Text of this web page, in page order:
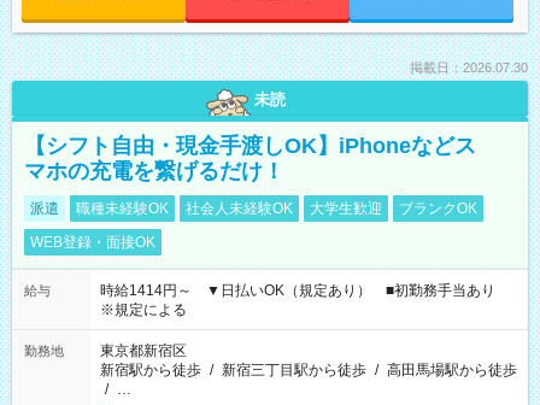
掲載日：2026.07.30
未読
【シフト自由・現金手渡しOK】iPhoneなどス
マホの充電を繋げるだけ！
派遣 職種未経験OK 社会人未経験OK 大学生歓迎
ブランクOK
WEB登録・面接OK
給与
時給1414円～ ▼日払いOK（規定あり） ■初勤務手当あり
※規定による
勤務地
東京都新宿区
新宿駅から徒歩 / 新宿三丁目駅から徒歩 / 高田馬場駅から徒歩
/ …